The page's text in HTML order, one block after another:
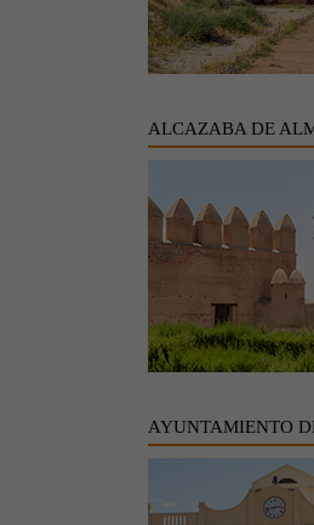
ALCAZABA DE
AYUNTAMIENTO